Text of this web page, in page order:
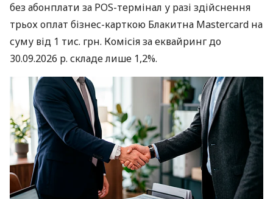
без абонплати за POS-термінал у разі здійснення
трьох оплат бізнес-карткою Блакитна Mastercard на
суму від 1 тис. грн. Комісія за еквайринг до
30.09.2026 р. складе лише 1,2%.